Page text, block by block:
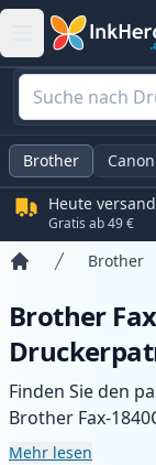
Brother Canon
Heute
Gratis ab 49 €
Brother
Brother
Finden Sie den
Brother Fax-
Auswahl an
Mehr lesen